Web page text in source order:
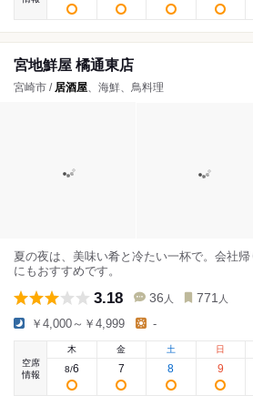
宮地鮮屋 橘通東店
宮崎市 / 居酒屋、海鮮、鳥料理
夏の夜は、美味い肴と冷たい一杯で。会社
にもおすすめです。
3.18 36 人 771 人
￥4,000～￥4,999 -
空席
情報
木
8/6
金
7
土
8
日
9